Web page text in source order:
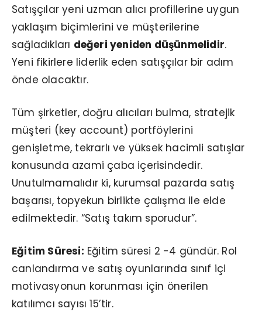
Satışçılar yeni uzman alıcı profillerine uygun
yaklaşım biçimlerini ve müşterilerine
sağladıkları değeri yeniden düşünmelidir.
Yeni fikirlere liderlik eden satışçılar bir adım
önde olacaktır.
Tüm şirketler, doğru alıcıları bulma, stratejik
müşteri (key account) portföylerini
genişletme, tekrarlı ve yüksek hacimli satışlar
konusunda azami çaba içerisindedir.
Unutulmamalıdır ki, kurumsal pazarda satış
başarısı, topyekun birlikte çalışma ile elde
edilmektedir. “Satış takım sporudur”.
Eğitim Süresi: Eğitim süresi 2 -4 gündür. Rol
canlandırma ve satış oyunlarında sınıf içi
motivasyonun korunması için önerilen
katılımcı sayısı 15’tir.